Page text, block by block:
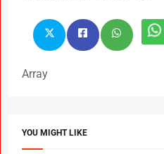
Array
YOU MIGHT LIKE